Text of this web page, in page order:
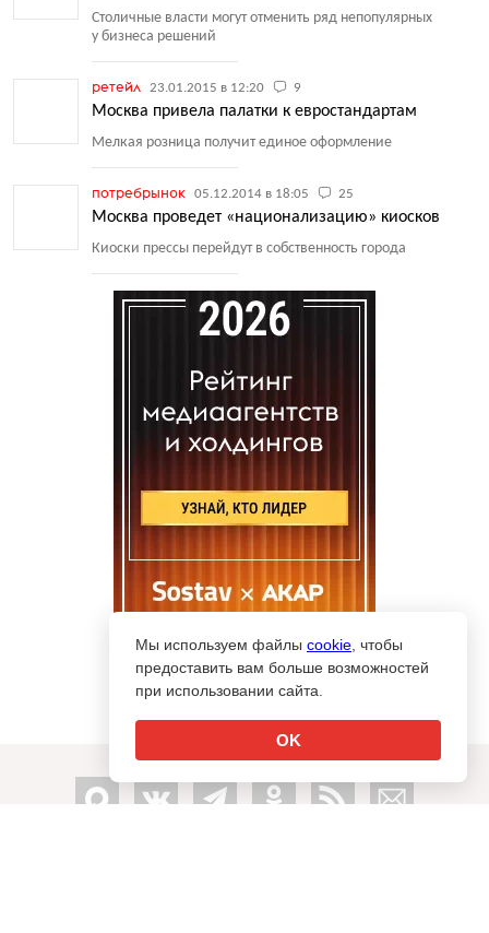
Столичные власти могут отменить ряд непопулярных
у бизнеса решений
ретейл 23.01.2015 в 12:20 9
Москва привела палатки к евростандартам
Мелкая розница получит единое оформление
потребрынок 05.12.2014 в 18:05 25
Москва проведет «национализацию» киосков
Киоски прессы перейдут в собственность города
Мы используем файлы cookie , чтобы
предоставить вам больше возможностей
при использовании сайта.
OK